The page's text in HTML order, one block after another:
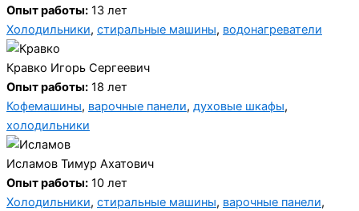
Опыт работы: 13 лет
Холодильники, стиральные машины, водонагреватели
Кравко Игорь Сергеевич
Опыт работы: 18 лет
Кофемашины, варочные панели, духовые шкафы,
холодильники
Исламов Тимур Ахатович
Опыт работы: 10 лет
Холодильники, стиральные машины, варочные панели,